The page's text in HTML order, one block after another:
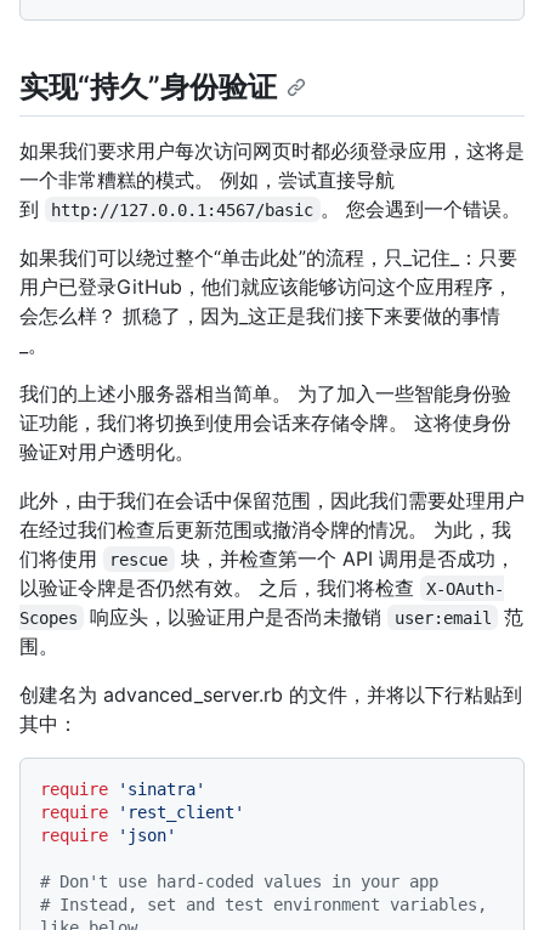
实现“持久”身份验证
如果我们要求用户每次访问网页时都必须登录应用，这将是
一个非常糟糕的模式。 例如，尝试直接导航
到
http://127.0.0.1:4567/basic 。 您会遇到一个错误。
如果我们可以绕过整个“单击此处”的流程，只_记住_：只要
用户已登录GitHub，他们就应该能够访问这个应用程序，
会怎么样？ 抓稳了，因为_这正是我们接下来要做的事情
_。
我们的上述小服务器相当简单。 为了加入一些智能身份验
证功能，我们将切换到使用会话来存储令牌。 这将使身份
验证对用户透明化。
此外，由于我们在会话中保留范围，因此我们需要处理用户
在经过我们检查后更新范围或撤消令牌的情况。 为此，我
们将使用
rescue
块，并检查第一个 API 调用是否成功，
以验证令牌是否仍然有效。 之后，我们将检查
X-OAuth-
Scopes
响应头，以验证用户是否尚未撤销 user:email
范
围。
创建名为 advanced_server.rb 的文件，并将以下行粘贴到
其中：
require
'sinatra'
require
'rest_client'
require
'json'
# Don't use hard-coded values in your app
# Instead, set and test environment variables,